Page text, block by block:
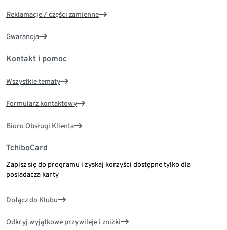
Reklamacje / części zamienne
Gwarancja
Kontakt i pomoc
Wszystkie tematy
Formularz kontaktowy
Biuro Obsługi Klienta
TchiboCard
Zapisz się do programu i zyskaj korzyści dostępne tylko dla
posiadacza karty
Dołącz do Klubu
Odkryj wyjątkowe przywileje i zniżki